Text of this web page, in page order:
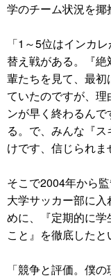
学のチーム状況を揶
「1～5位はインカ
替え戦がある。『
輩たちを見て、最
ていたのですが、
ンが早く終わるん
る。で、みんな『
けです、信じられま
そこで2004年から
大学サッカー部に
めに、『定期的に
こと』を徹底したと
「競争と評価。僕